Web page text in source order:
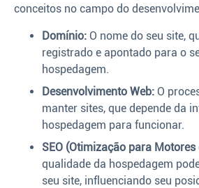
conceitos no campo do
Domínio: O nome do seu site,
registrado e apontado para o
hospedagem.
Desenvolvimento Web: O
manter sites, que depende da
hospedagem para funcionar.
SEO (Otimização para Motores
qualidade da hospedagem
seu site, influenciando seu